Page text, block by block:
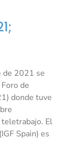
de 2021 se
de
donde tuve
El
Spain) es